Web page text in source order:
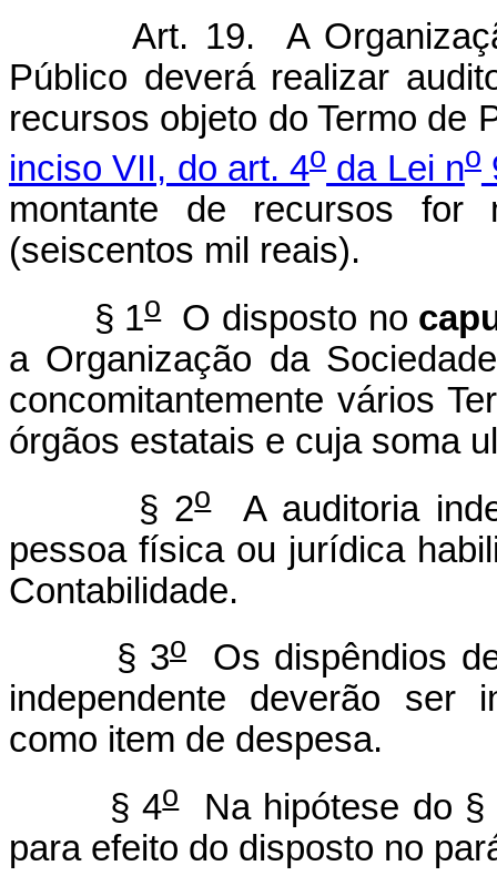
Art. 19. A
Público deverá realizar
recursos objeto do Termo de
inciso VII, do art. 4oda Lei no
montante de recursos
(seiscentos mil reais).
§ 1oO disposto no
a Organização da
concomitantemente vários
órgãos estatais e cuja soma
§ 2oA auditoria
pessoa física ou jurídica
Contabilidade.
§ 3o
Os dispêndios
independente deverão ser
como item de despesa.
§ 4oNa hipótese do §
para efeito do disposto no